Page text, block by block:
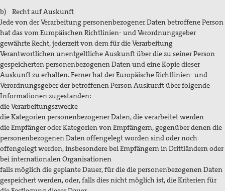
b) Recht auf Auskunft
Jede von der Verarbeitung personenbezogener Daten betroffene Person
hat das vom Europäischen Richtlinien- und Verordnungsgeber
gewährte Recht, jederzeit von dem für die Verarbeitung
Verantwortlichen unentgeltliche Auskunft über die zu seiner Person
gespeicherten personenbezogenen Daten und eine Kopie dieser
Auskunft zu erhalten. Ferner hat der Europäische Richtlinien- und
Verordnungsgeber der betroffenen Person Auskunft über folgende
Informationen zugestanden:
die Verarbeitungszwecke
die Kategorien personenbezogener Daten, die verarbeitet werden
die Empfänger oder Kategorien von Empfängern, gegenüber denen die
personenbezogenen Daten offengelegt worden sind oder noch
offengelegt werden, insbesondere bei Empfängern in Drittländern oder
bei internationalen Organisationen
falls möglich die geplante Dauer, für die die personenbezogenen Daten
gespeichert werden, oder, falls dies nicht möglich ist, die Kriterien für